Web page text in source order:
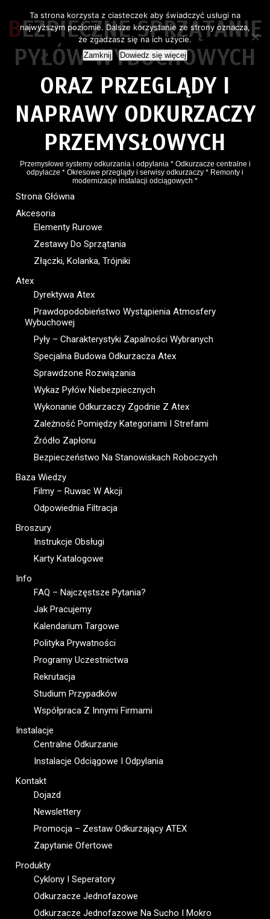
BEZPIECZNE SPRZĄTANIE
PYŁÓW WYBUCHOWYCH
ORAZ PRZEGLĄDY I
NAPRAWY ODKURZACZY
PRZEMYSŁOWYCH
Przemysłowe systemy odkurzania i odpylania * Odkurzacze centralne i
odpylacze * Okresowe przeglądy i serwisy odkurzaczy * Remonty i
modernizacje instalacji odciągowych *
Strona Główna
Akcesoria
Elementy Rurowe
Zestawy Do Sprzątania
Złączki, Kolanka, Trójniki
Atex
Dyrektywa Atex
Prawdopodobieństwo Wystąpienia Atmosfery
Wybuchowej
Pyły – Charakterystyki Zapalności Wybranych
Specjalna Budowa Odkurzacza Atex
Sprawdzone Rozwiązania
Wykaz Pyłów Niebezpiecznych
Wykonanie Odkurzaczy Zgodnie Z Atex
Zależność Pomiędzy Kategoriami I Strefami
Źródło Zapłonu
Bezpieczeństwo Na Stanowiskach Roboczych
Baza Wiedzy
Filmy – Ruwac W Akcji
Odpowiednia Filtracja
Broszury
Instrukcje Obsługi
Karty Katalogowe
Info
FAQ – Najczęstsze Pytania?
Jak Pracujemy
Kalendarium Targowe
Polityka Prywatności
Programy Uczestnictwa
Rekrutacja
Studium Przypadków
Współpraca Z Innymi Firmami
Instalacje
Centralne Odkurzanie
Instalacje Odciągowe I Odpylania
Kontakt
Dojazd
Newslettery
Promocja – Zestaw Odkurzający ATEX
Zapytanie Ofertowe
Produkty
Cyklony I Seperatory
Odkurzacze Jednofazowe
Odkurzacze Jednofazowe Na Sucho I Mokro
Ta strona korzysta z ciasteczek aby świadczyć usługi na
najwyższym poziomie. Dalsze korzystanie ze strony oznacza,
że zgadzasz się na ich użycie.
Zamknij Dowiedz się więcej